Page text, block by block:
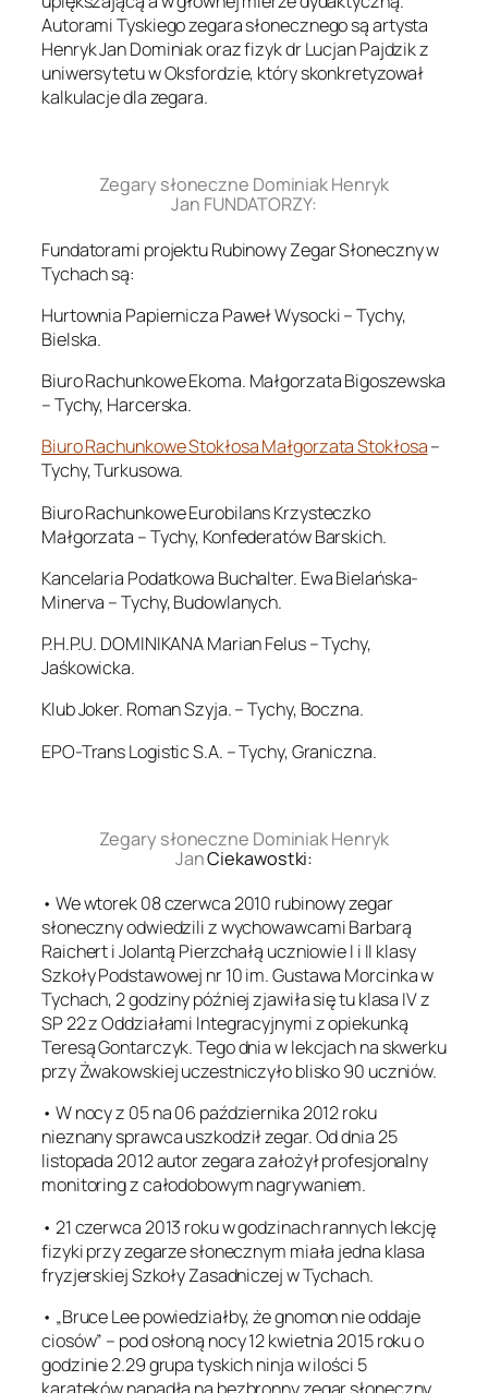
Autorami Tyskiego zegara słonecznego są artysta
Henryk Jan Dominiak oraz fizyk dr Lucjan Pajdzik z
uniwersytetu w Oksfordzie, który skonkretyzował
kalkulacje dla zegara.
Zegary słoneczne Dominiak Henryk
Jan FUNDATORZY:
Fundatorami projektu Rubinowy Zegar Słoneczny w
Tychach są:
Hurtownia Papiernicza Paweł Wysocki – Tychy,
Bielska.
Biuro Rachunkowe Ekoma. Małgorzata Bigoszewska
– Tychy, Harcerska.
Biuro Rachunkowe Stokłosa Małgorzata Stokłosa–
Tychy, Turkusowa.
Biuro Rachunkowe Eurobilans Krzysteczko
Małgorzata – Tychy, Konfederatów Barskich.
Kancelaria Podatkowa Buchalter. Ewa Bielańska-
Minerva – Tychy, Budowlanych.
P.H.P.U. DOMINIKANA Marian Felus – Tychy,
Jaśkowicka.
Klub Joker. Roman Szyja. – Tychy, Boczna.
EPO-Trans Logistic S.A. – Tychy, Graniczna.
Zegary słoneczne Dominiak Henryk
JanCiekawostki:
• We wtorek 08 czerwca 2010 rubinowy zegar
słoneczny odwiedzili z wychowawcami Barbarą
Raichert i Jolantą Pierzchałą uczniowie I i II klasy
Szkoły Podstawowej nr 10 im. Gustawa Morcinka w
Tychach, 2 godziny później zjawiła się tu klasa IV z
SP 22 z Oddziałami Integracyjnymi z opiekunką
Teresą Gontarczyk. Tego dnia w lekcjach na skwerku
przy Żwakowskiej uczestniczyło blisko 90 uczniów.
• W nocy z 05 na 06 października 2012 roku
nieznany sprawca uszkodził zegar. Od dnia 25
listopada 2012 autor zegara założył profesjonalny
monitoring z całodobowym nagrywaniem.
• 21 czerwca 2013 roku w godzinach rannych lekcję
fizyki przy zegarze słonecznym miała jedna klasa
fryzjerskiej Szkoły Zasadniczej w Tychach.
• „Bruce Lee powiedziałby, że gnomon nie oddaje
ciosów” – pod osłoną nocy 12 kwietnia 2015 roku o
godzinie 2.29 grupa tyskich ninja w ilości 5